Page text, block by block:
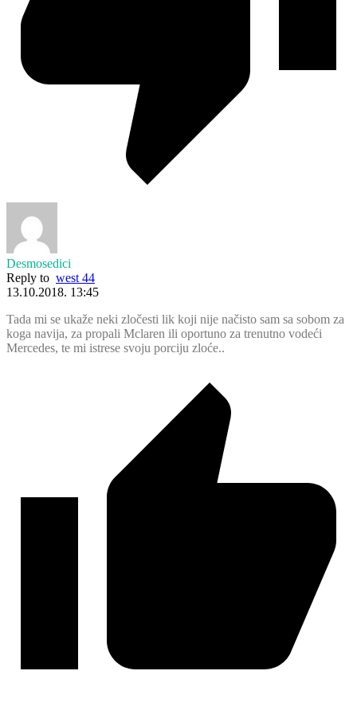
Desmosedici
Reply to west 44
13.10.2018. 13:45
Tada mi se ukaže neki zločesti lik koji nije načisto sam sa sobom za
koga navija, za propali Mclaren ili oportuno za trenutno vodeći
Mercedes, te mi istrese svoju porciju zloće..